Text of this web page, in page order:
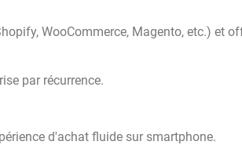
WooCommerce, Magento, etc.) et
par récurrence.
d'achat fluide sur smartphone.